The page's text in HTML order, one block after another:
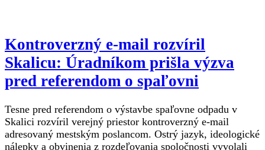
Kontroverzný e-mail rozvíril
Skalicu: Úradníkom prišla výzva
pred referendom o spaľovni
Tesne pred referendom o výstavbe spaľovne odpadu v
Skalici rozvíril verejný priestor kontroverzný e-mail
adresovaný mestským poslancom. Ostrý jazyk, ideologické
nálepky a obvinenia z rozdeľovania spoločnosti vyvolali